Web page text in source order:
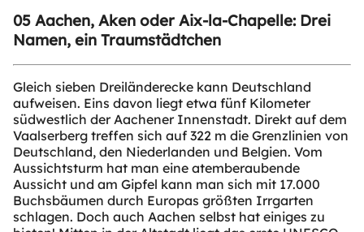
05 Aachen, Aken oder Aix-la-Chapelle: Drei
Namen, ein Traumstädtchen
Gleich sieben Dreiländerecke kann Deutschland
aufweisen. Eins davon liegt etwa fünf Kilometer
südwestlich der Aachener Innenstadt. Direkt auf dem
Vaalserberg treffen sich auf 322 m die Grenzlinien von
Deutschland, den Niederlanden und Belgien. Vom
Aussichtsturm hat man eine atemberaubende
Aussicht und am Gipfel kann man sich mit 17.000
Buchsbäumen durch Europas größten Irrgarten
schlagen. Doch auch Aachen selbst hat einiges zu